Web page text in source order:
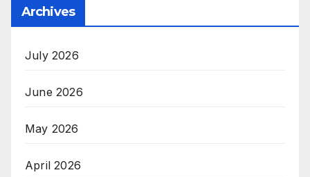
Archives
July 2026
June 2026
May 2026
April 2026